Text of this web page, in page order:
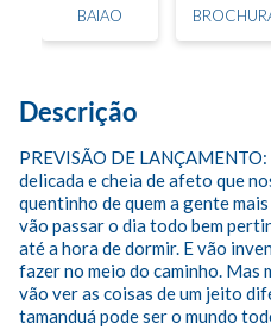
BAIAO
Descrição
PREVISÃO DE
delicada e cheia de afeto que
quentinho de quem a gente
vão passar o dia todo bem
até a hora de dormir. E vão
fazer no meio do caminho. Mas
vão ver as coisas de um jeito
tamanduá pode ser o mundo